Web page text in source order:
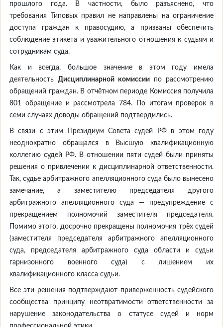
прошлого года. В частности, было разъяснено, что
требования Типовых правил не направлены на ограничение
доступа граждан к правосудию, а призваны обеспечить
соблюдение этикета и уважительного отношения к судьям и
сотрудникам суда.
Как и всегда, большое значение в этом году имела
деятельность Дисциплинарной комиссии по рассмотрению
обращений граждан. В отчётном периоде Комиссия получила
801 обращение и рассмотрела 784. По итогам проверок в
семи случаях доводы обращений подтвердились.
В связи с этим Президиум Совета судей РФ в этом году
неоднократно обращался в Высшую квалификационную
коллегию судей РФ. В отношении пяти судей были приняты
решения о привлечении к дисциплинарной ответственности.
Так, судье арбитражного апелляционного суда было вынесено
замечание, а заместителю председателя другого
арбитражного апелляционного суда — предупреждение с
прекращением полномочий заместителя председателя.
Помимо этого, досрочно прекращены полномочия трёх судей
(заместителя председателя арбитражного апелляционного
суда, председателя арбитражного суда области и судьи
гарнизонного военного суда) с лишением их
квалификационного класса судьи.
Все эти решения подтверждают приверженность судейского
сообщества принципу неотвратимости ответственности за
нарушение законодательства о статусе судей и норм